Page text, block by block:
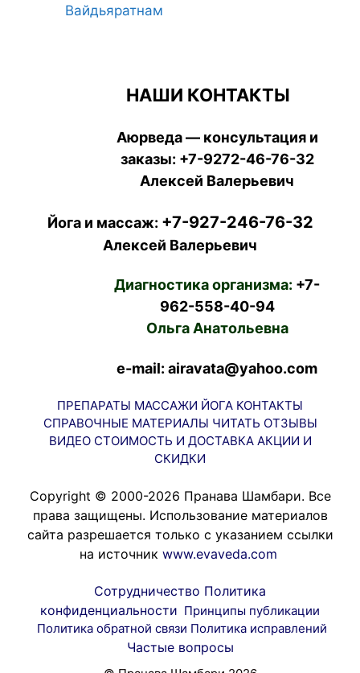
Вайдьяратнам
НАШИ КОНТАКТЫ
Аюрведа — консультация и
заказы: +7-9272-46-76-32
Алексей Валерьевич
Йога и массаж: +7-927-246-76-32
Алексей Валерьевич
Диагностика организма: +7-
962-558-40-94
Ольга Анатольевна
e-mail: airavata@yahoo.com
ПРЕПАРАТЫ МАССАЖИ ЙОГА КОНТАКТЫ
СПРАВОЧНЫЕ МАТЕРИАЛЫ ЧИТАТЬ ОТЗЫВЫ
ВИДЕО СТОИМОСТЬ И ДОСТАВКА АКЦИИ И
СКИДКИ
Copyright © 2000-2026 Пранава Шамбари. Все
права защищены. Использование материалов
сайта разрешается только с указанием ссылки
на источник www.evaveda.com
Сотрудничество Политика
конфиденциальности Принципы публикации
Политика обратной связи Политика исправлений
Частые вопросы